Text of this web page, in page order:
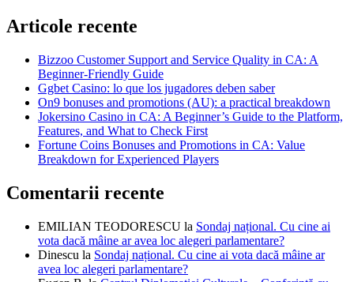
Articole recente
Bizzoo Customer Support and Service Quality in CA: A
Beginner-Friendly Guide
Ggbet Casino: lo que los jugadores deben saber
On9 bonuses and promotions (AU): a practical breakdown
Jokersino Casino in CA: A Beginner’s Guide to the Platform,
Features, and What to Check First
Fortune Coins Bonuses and Promotions in CA: Value
Breakdown for Experienced Players
Comentarii recente
EMILIAN TEODORESCU la Sondaj național. Cu cine ai
vota dacă mâine ar avea loc alegeri parlamentare?
Dinescu la Sondaj național. Cu cine ai vota dacă mâine ar
avea loc alegeri parlamentare?